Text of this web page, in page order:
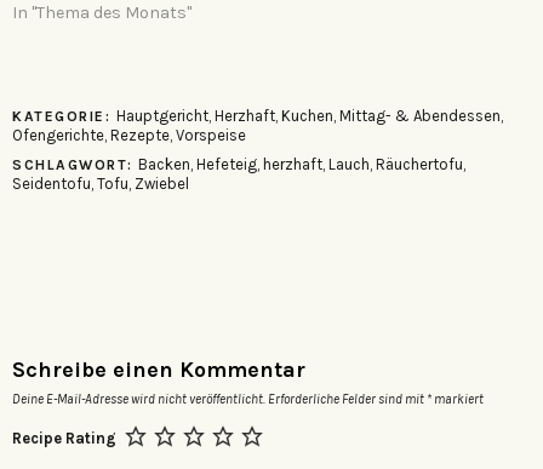
In "Thema des Monats"
KATEGORIE: Hauptgericht, Herzhaft, Kuchen Mittag- & Abendessen
Ofengerichte Rezepte Vorspeise
SCHLAGWORT: Backen Hefeteig herzhaft Lauch Räuchertofu
Seidentofu Tofu Zwiebel
Schreibe einen Kommentar
Deine E-Mail-Adresse wird nicht veröffentlicht. Erforderliche Felder sind mit * markiert
Recipe Rating